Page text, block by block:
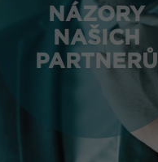
NÁZORY
NAŠICH
PARTNERŮ